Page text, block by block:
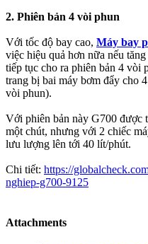
2. Phiên bản 4 vòi phun
Với tốc độ bay cao, Máy bay
việc hiệu quả hơn nữa nếu
tiếp tục cho ra phiên bản 4 vòi
trang bị bai máy bơm đẩy cho
vòi phun).
Với phiên bản này G700 được
một chút, nhưng với 2 chiếc
lưu lượng lên tới 40 lít/phút.
Chi tiết: https://
nghiep-g700-9125
Attachments